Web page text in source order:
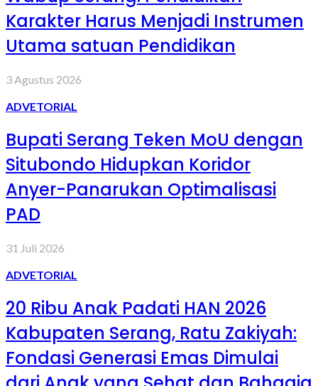
Karakter Harus Menjadi Instrumen
Utama satuan Pendidikan
3 Agustus 2026
ADVETORIAL
Bupati Serang Teken MoU dengan
Situbondo Hidupkan Koridor
Anyer-Panarukan Optimalisasi
PAD
31 Juli 2026
ADVETORIAL
20 Ribu Anak Padati HAN 2026
Kabupaten Serang, Ratu Zakiyah:
Fondasi Generasi Emas Dimulai